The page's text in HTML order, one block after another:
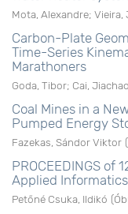
Mota, Alexandre; Vieira,
Carbon-Plate
Time-Series
Marathoners
Goda, Tibor; Cai, Jiachao
Coal Mines in a
Pumped Energy
Fazekas, Sándor Viktor (
PROCEEDINGS of
Applied Informatics
Petőné Csuka, Ildikó (